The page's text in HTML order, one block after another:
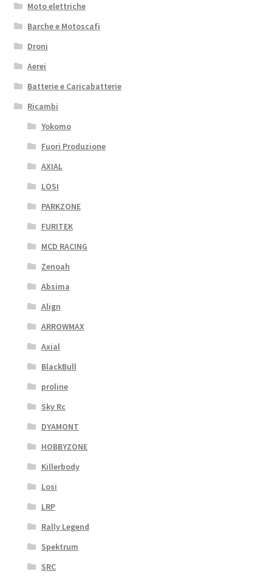
Moto elettriche
Barche e Motoscafi
Droni
Aerei
Batterie e Caricabatterie
Ricambi
Yokomo
Fuori Produzione
AXIAL
LOSI
PARKZONE
FURITEK
MCD RACING
Zenoah
Absima
Align
ARROWMAX
Axial
BlackBull
proline
Sky Rc
DYAMONT
HOBBYZONE
Killerbody
Losi
LRP
Rally Legend
Spektrum
SRC